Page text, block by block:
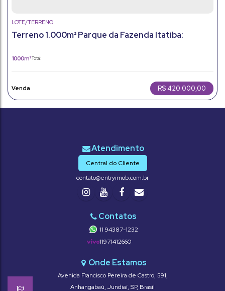
Terreno 1.000m² Parque da Fazenda Itatiba:
LOTE/TERRENO
R$420.000,00
Total:
1000m²
Central do Cliente
contato@entryimob.com.br
11 94387-1232
11971412660
Avenida Francisco Pereira de Castro, 591,
Anhangabaú, Jundiaí, SP, Brasil